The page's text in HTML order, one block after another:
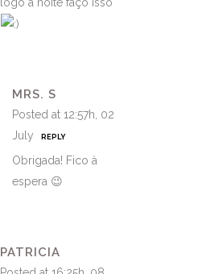
MRS. S
Posted at 12:57h, 02
July
REPLY
Obrigada! Fico à
espera 😉
PATRICIA